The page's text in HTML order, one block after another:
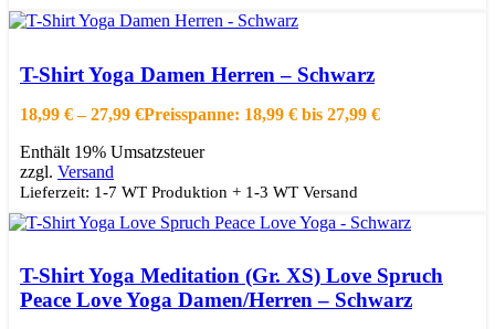
Schnellansicht
T-Shirt Yoga Damen Herren – Schwarz
18,99 € –27,99 €Preisspanne: 18,99 € bis 27,99 €
Enthält 19% Umsatzsteuer
zzgl. Versand
Lieferzeit: 1-7 WT Produktion + 1-3 WT Versand
Zur Wishlist hinzufügen
T-Shirt Yoga Meditation (Gr. XS) Love Spruch
Peace Love Yoga Damen/Herren – Schwarz